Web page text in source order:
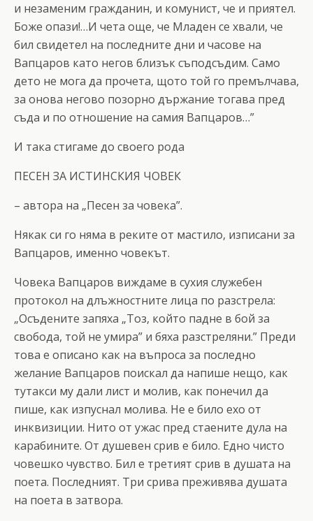
и незаменим гражданин, и комунист, че и приятел.
Боже опази!…И чета още, че Младен се хвали, че
бил свидетел на последните дни и часове на
Вапцаров като негов близък съподсъдим. Само
дето не мога да прочета, щото той го премълчава,
за онова негово позорно държание тогава пред
съда и по отношение на самия Вапцаров…”
И така стигаме до своего рода
ПЕСЕН ЗА ИСТИНСКИЯ ЧОВЕК
– автора на „Песен за човека”.
Някак си го няма в реките от мастило, изписани за
Вапцаров, именно човекът.
Човека Вапцаров виждаме в сухия служебен
протокол на длъжностните лица по разстрела:
„Осъдените запяха „Тоз, който падне в бой за
свобода, той не умира” и бяха разстреляни.” Преди
това е описано как на въпроса за последно
желание Вапцаров поискал да напише нещо, как
тутакси му дали лист и молив, как понечил да
пише, как изпуснал молива. Не е било ехо от
инквизиции. Нито от ужас пред стаените дула на
карабините. От душевен срив е било. Едно чисто
човешко чувство. Бил е третият срив в душата на
поета. Последният. Три срива преживява душата
на поета в затвора.